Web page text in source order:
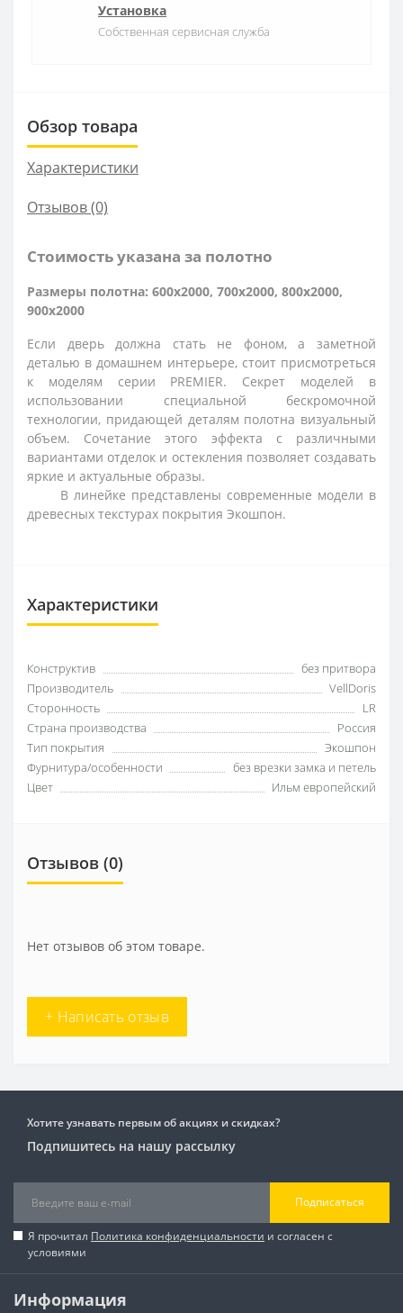
Установка
Собственная сервисная служба
Обзор товара
Характеристики
Отзывов (0)
Стоимость указана за полотно
Размеры полотна: 600x2000, 700x2000, 800x2000,
900x2000
Если дверь должна стать не фоном, а заметной
деталью в домашнем интерьере, стоит присмотреться
к моделям серии PREMIER. Секрет моделей в
использовании специальной бескромочной
технологии, придающей деталям полотна визуальный
объем. Сочетание этого эффекта с различными
вариантами отделок и остекления позволяет создавать
яркие и актуальные образы.
В линейке представлены современные модели в
древесных текстурах покрытия Экошпон.
Характеристики
Конструктив
без притвора
Производитель
VellDoris
Сторонность
LR
Страна производства
Россия
Тип покрытия
Экошпон
Фурнитура/особенности
без врезки замка и петель
Цвет
Ильм европейский
Отзывов (0)
Нет отзывов об этом товаре.
+ Написать отзыв
Хотите узнавать первым об акциях и скидках?
Подпишитесь на нашу рассылку
Подписаться
Я прочитал Политика конфиденциальности и согласен с
условиями
Информация